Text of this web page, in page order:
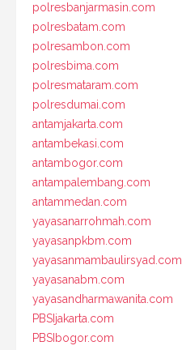
polresbanjarmasin.com
polresbatam.com
polresambon.com
polresbima.com
polresmataram.com
polresdumai.com
antamjakarta.com
antambekasi.com
antambogor.com
antampalembang.com
antammedan.com
yayasanarrohmah.com
yayasanpkbm.com
yayasanmambaulirsyad.com
yayasanabm.com
yayasandharmawanita.com
PBSIjakarta.com
PBSIbogor.com